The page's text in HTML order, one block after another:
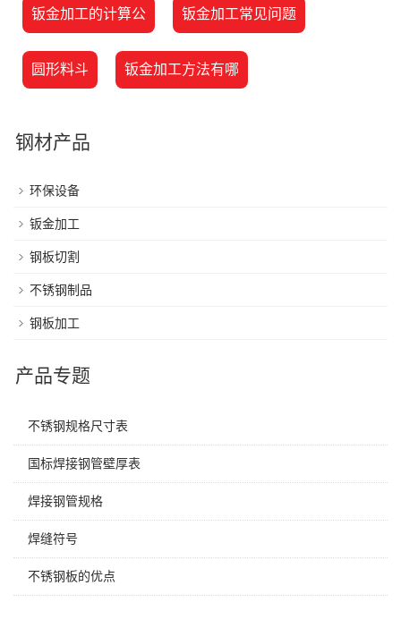
钣金加工的计算公 钣金加工常见问题
圆形料斗 钣金加工方法有哪
钢材产品
环保设备
钣金加工
钢板切割
不锈钢制品
钢板加工
产品专题
不锈钢规格尺寸表
国标焊接钢管壁厚表
焊接钢管规格
焊缝符号
不锈钢板的优点